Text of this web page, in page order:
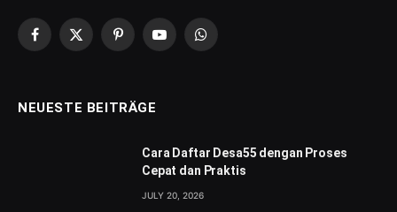
Facebook
X
PinterestYouTubeWhatsApp
NEUESTE BEITRÄGE
Cara Daftar Desa55 dengan Proses
Cepat dan Praktis
JULY 20, 2026